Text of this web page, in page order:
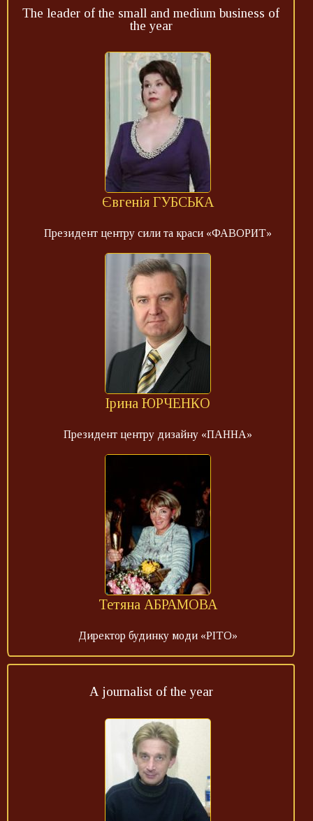
The leader of the small and medium business of
the year
Євгенія ГУБСЬКА
Президент центру сили та краси «ФАВОРИТ»
Ірина ЮРЧЕНКО
Президент центру дизайну «ПАННА»
Тетяна АБРАМОВА
Директор будинку моди «РІТО»
A journalist of the year